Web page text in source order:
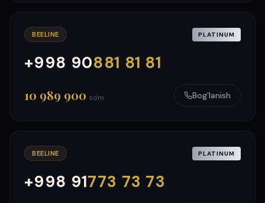
BEELINE PLATINUM
+998 90881 81 81
000
999
10 989 900 so'm Bog'lanish
BEELINE PLATINUM
+998 91773 73 73
000
999